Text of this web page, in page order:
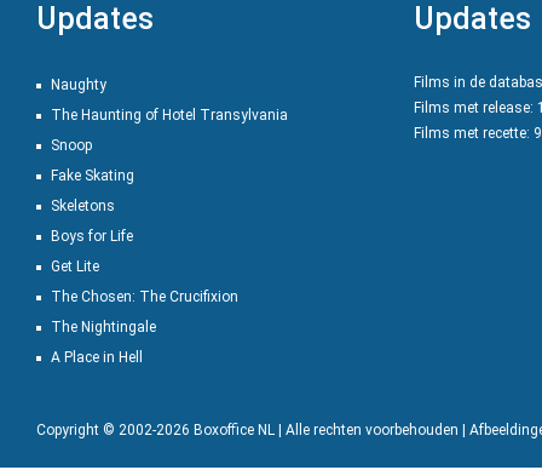
Updates
Naughty
The Haunting of Hotel Transylvania
Snoop
Fake Skating
Skeletons
Boys for Life
Get Lite
The Chosen: The Crucifixion
The Nightingale
A Place in Hell
Updates
Films in de
Films met release:
Films met recette:
Copyright © 2002-2026 Boxoffice NL | Alle rechten voorbehouden |